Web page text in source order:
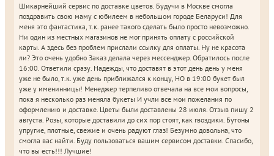
Шикарнейший сервис по доставке цветов. Будучи в Москве смогла
поздравить свою маму с юбилеем в небольшом городе Беларуси! Для
меня это фантастика, т.к. ранее такого сделать было просто невозможно.
Ни один из местных магазинов не мог принять оплату с российской
карты. А здесь без проблем прислали ссылку для оплаты. Ну не красота
ли? Это очень удобно Заказ делала через мессенджер. Обратилось после
16:00. Ответили сразу. Надежды, что доставят в этот день день у меня
уже не было, т.к. уже день приближался к концу, НО в 19:00 букет был
уже у именинницы! Менеджер терпеливо отвечала на все мои вопросы,
пока я несколько раз меняла букеты И учли все мои пожелания по
оформлению и доставке. Цветы были доставлены 28 июля. Отзыв пишу 2
августа. Розы, которые доставили до сих пор стоят, как гвоздики. Бутоны
упругие, плотные, свежие и очень радуют глаз! Безумно довольна, что
смогла вас найти. Буду пользоваться вашим сервисом доставки. Спасибо,
что вы есть!!! Лучшие!